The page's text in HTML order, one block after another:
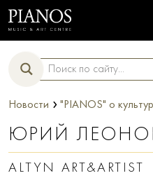
Новости › "PIANOS" о
ЮРИЙ
ALTYN ART&ARTIST